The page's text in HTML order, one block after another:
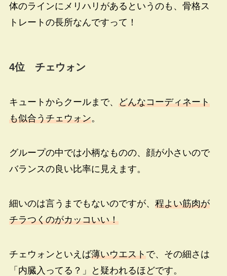
体のラインにメリハリがあるというのも、骨格ス
トレートの長所なんですって！
4位 チェウォン
キュートからクールまで、 どんなコーディネート
も似合うチェウォン。
グループの中では小柄なものの、顔が小さいので
バランスの良い比率に見えます。
細いのは言うまでもないのですが、 程よい筋肉が
チラつくのがカッコいい！
チェウォンといえば薄いウエストで、その細さは
「内臓入ってる？」と疑われるほどです。